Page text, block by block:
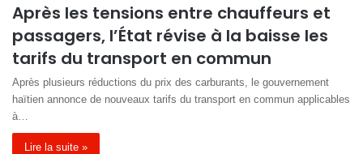
Après les tensions entre chauffeurs et
passagers, l’État révise à la baisse les
tarifs du transport en commun
Après plusieurs réductions du prix des carburants, le gouvernement
haïtien annonce de nouveaux tarifs du transport en commun applicables
à…
Lire la suite »